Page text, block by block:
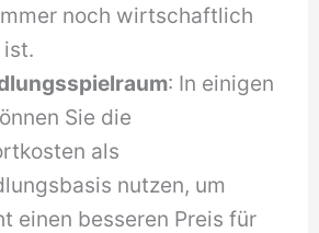
noch wirtschaftlich
: In einigen
Sie die
als
nutzen, um
einen besseren Preis für